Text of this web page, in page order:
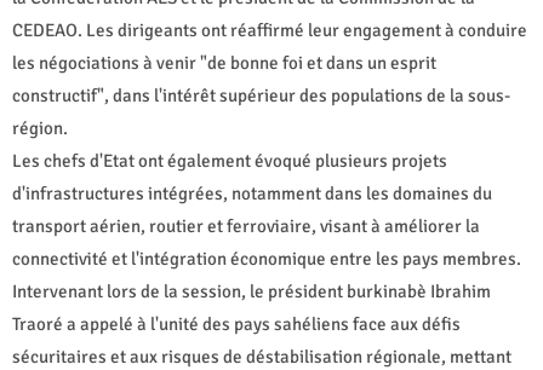
CEDEAO. Les dirigeants ont réaffirmé leur engagement à conduire
les négociations à venir "de bonne foi et dans un esprit
constructif", dans l'intérêt supérieur des populations de la sous-
région.
Les chefs d'Etat ont également évoqué plusieurs projets
d'infrastructures intégrées, notamment dans les domaines du
transport aérien, routier et ferroviaire, visant à améliorer la
connectivité et l'intégration économique entre les pays membres.
Intervenant lors de la session, le président burkinabè Ibrahim
Traoré a appelé à l'unité des pays sahéliens face aux défis
sécuritaires et aux risques de déstabilisation régionale, mettant